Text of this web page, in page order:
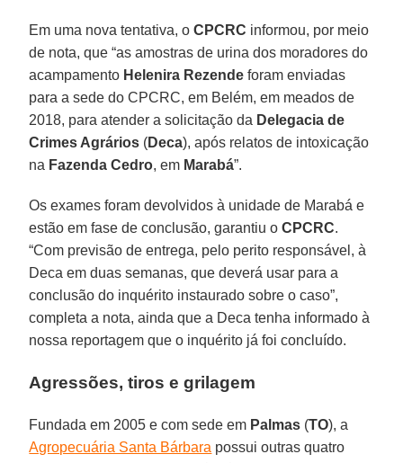
Em uma nova tentativa, oCPCRC informou, por meio
de nota, que “as amostras de urina dos moradores do
acampamento Helenira Rezende foram enviadas
para a sede do CPCRC, em Belém, em meados de
2018, para atender a solicitação da Delegacia de
Crimes Agrários (Deca), após relatos de intoxicação
na Fazenda Cedro, em Marabá”.
Os exames foram devolvidos à unidade de Marabá e
estão em fase de conclusão, garantiu oCPCRC.
“Com previsão de entrega, pelo perito responsável, à
Deca em duas semanas, que deverá usar para a
conclusão do inquérito instaurado sobre o caso”,
completa a nota, ainda que a Deca tenha informado à
nossa reportagem que o inquérito já foi concluído.
Agressões, tiros e grilagem
Fundada em 2005 e com sede em Palmas (TO), a
Agropecuária Santa Bárbara possui outras quatro